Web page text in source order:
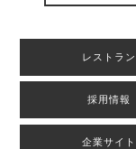
レストラン
採用情報
企業サイト